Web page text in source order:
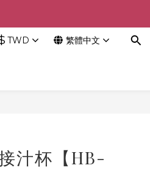
TWD 繁體中文
汁杯【HB-